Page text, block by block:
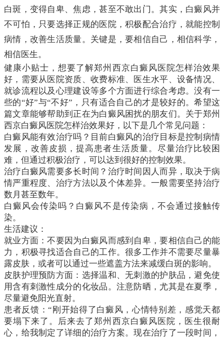
白斑，变得自卑、焦虑，甚至不敢出门。其实，白癜风并
不可怕，只要选择正规的医院，积极配合治疗，就能控制
病情，改善生活质量。关键是，要相信自己，相信科学，
相信医生。
健康小贴士，想要了解郑州西京白癜风医院怎样治效果
好，需要从医院资质、收费标准、医生水平、设备情况、
就诊流程以及心理建设等多个方面进行综合考虑。没有一
些的“好”与“不好”，只有适合自己的才是较好的。希望这
篇文章能够帮助到正在为白癜风困扰的朋友们。关于郑州
西京白癜风医院怎样治效果好，以下是几个常见问题：
白癜风能有效治疗吗？目前白癜风的治疗目标是控制病情
发展，改善皮损，提高患者生活质量。尽量治疗比较困
难，但通过积极治疗，可以达到很好的控制效果。
治疗白癜风需要多长时间？治疗时间因人而异，取决于病
情严重程度、治疗方法以及个体差异。一般需要坚持治疗
数月甚至数年。
白癜风会传染吗？白癜风不是传染病，不会通过接触传
染。
生活建议：
就业方面：不要因为白癜风而感到自卑，要相信自己的能
力，积极寻找适合自己的工作。很多工作并不需要尽量暴
露皮肤，或者可以通过一些遮盖方法来减缓白斑的影响。
皮肤护理预防方面：选择温和、无刺激的护肤品，避免使
用含有刺激性成分的化妆品。注意防晒，尤其是在夏季，
尽量避免阳光直射。
患者反馈：“刚开始得了白癜风，心情特别差，感觉天都
要塌下来了。后来去了郑州西京白癜风医院，医生很耐
心，给我制定了详细的治疗方案。现在治疗了一段时间，